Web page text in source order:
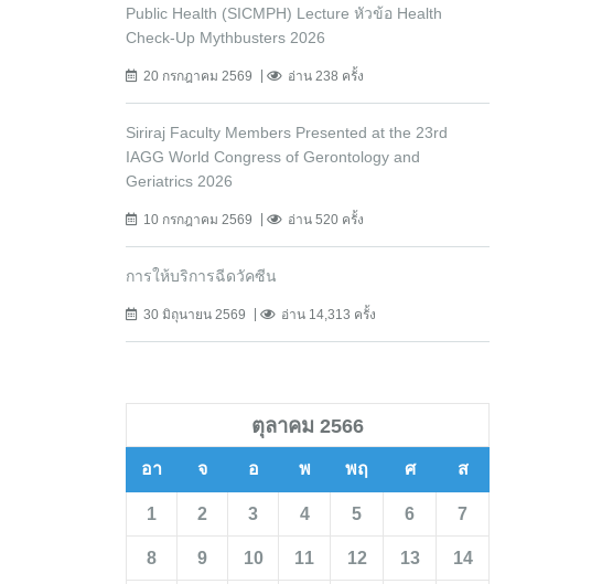
Public Health (SICMPH) Lecture หัวข้อ Health
Check-Up Mythbusters 2026
20 กรกฎาคม 2569 อ่าน 238 ครั้ง
Siriraj Faculty Members Presented at the 23rd
IAGG World Congress of Gerontology and
Geriatrics 2026
10 กรกฎาคม 2569 อ่าน 520 ครั้ง
การให้บริการฉีดวัคซีน
30 มิถุนายน 2569 อ่าน 14,313 ครั้ง
ตุลาคม 2566
อา จ อ พ พฤ ศ ส
1 2 3 4 5 6 7
8 9 10 11 12 13 14